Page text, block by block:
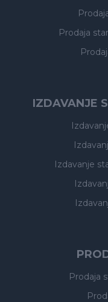
Prodaja
IZDAVANJE
Izdavanje
Prodaja